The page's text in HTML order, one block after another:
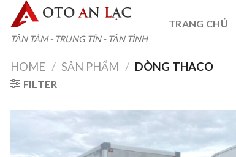
content
TẬN TÂM - TRUNG TÍN - TẬN TÌNH
TRANG CHỦ
HOME / SẢN PHẨM / DÒNG THACO
FILTER